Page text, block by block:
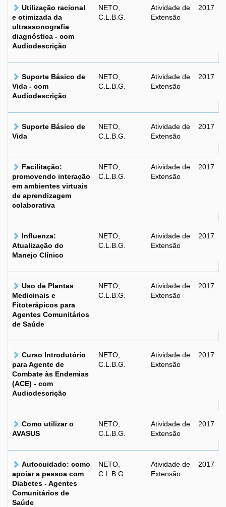
Utilização racional
e otimizada da
ultrassonografia
diagnóstica - com
Audiodescrição
NETO,
C.L.B.G.
Atividade de
Extensão
2017
Suporte Básico de
Vida - com
Audiodescrição
NETO,
C.L.B.G.
Atividade de
Extensão
2017
Suporte Básico de
Vida
NETO,
C.L.B.G.
Atividade de
Extensão
2017
Facilitação:
promovendo interação
em ambientes virtuais
de aprendizagem
colaborativa
NETO,
C.L.B.G.
Atividade de
Extensão
2017
Influenza:
Atualização do
Manejo Clínico
NETO,
C.L.B.G.
Atividade de
Extensão
2017
Uso de Plantas
Medicinais e
Fitoterápicos para
Agentes Comunitários
de Saúde
NETO,
C.L.B.G.
Atividade de
Extensão
2017
Curso Introdutório
para Agente de
Combate às Endemias
(ACE) - com
Audiodescrição
NETO,
C.L.B.G.
Atividade de
Extensão
2017
Como utilizar o
AVASUS
NETO,
C.L.B.G.
Atividade de
Extensão
2017
Autocuidado: como
apoiar a pessoa com
Diabetes - Agentes
Comunitários de
Saúde
NETO,
C.L.B.G.
Atividade de
Extensão
2017